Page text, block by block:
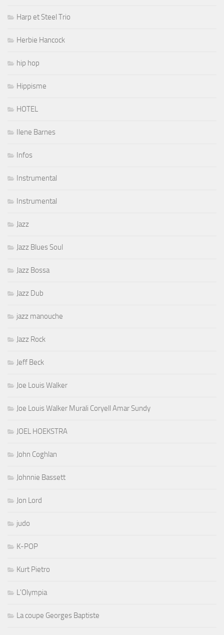
Harp et Steel Trio
Herbie Hancock
hip hop
Hippisme
HOTEL
Ilene Barnes
Infos
Instrumental
Instrumental
Jazz
Jazz Blues Soul
Jazz Bossa
Jazz Dub
jazz manouche
Jazz Rock
Jeff Beck
Joe Louis Walker
Joe Louis Walker Murali Coryell Amar Sundy
JOEL HOEKSTRA
John Coghlan
Johnnie Bassett
Jon Lord
judo
K-POP
Kurt Pietro
L'Olympia
La coupe Georges Baptiste